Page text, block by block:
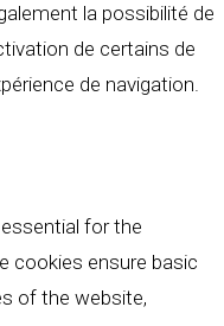
la possibilité de
de certains de
de navigation.
for the
cookies ensure basic
of the website,